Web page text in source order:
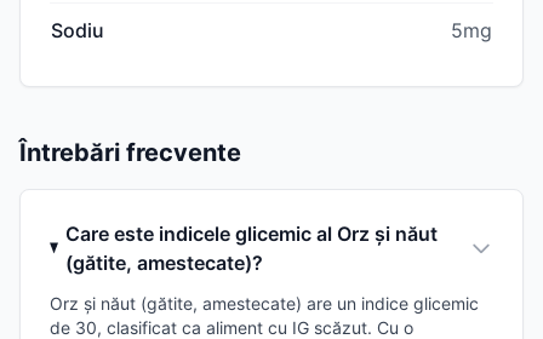
Sodiu 5mg
Întrebări frecvente
Care este indicele glicemic al Orz și năut
(gătite, amestecate)?
Orz și năut (gătite, amestecate) are un indice glicemic
de 30, clasificat ca aliment cu IG scăzut. Cu o